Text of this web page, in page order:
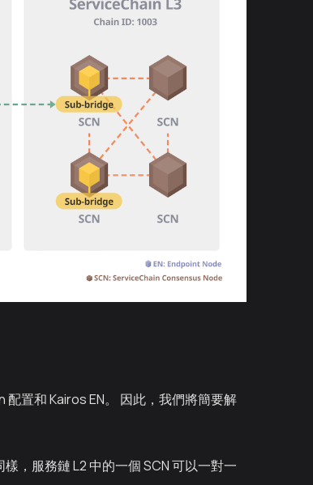
配置和 Kairos EN。 因此，我們將簡要解
，服務鏈 L2 中的一個 SCN 可以一對一